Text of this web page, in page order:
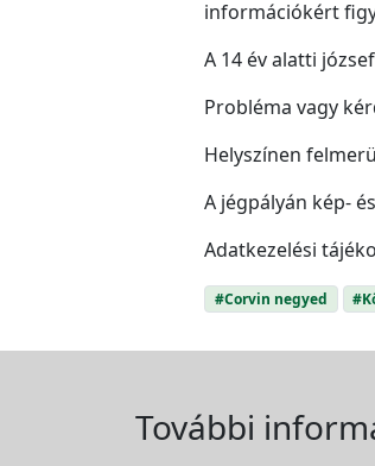
információkért
A 14 év alatti
Probléma vagy
Helyszínen
A jégpályán kép-
Adatkezelési
#Corvin negyed
További